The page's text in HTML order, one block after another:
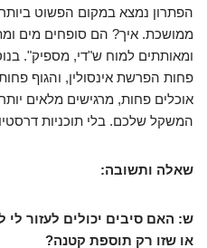
הפתרון נמצא במקום הפשוט
ממושכת. איך? הם סופחים מים
ומאותתים למוח ש"די, מספיק".
פחות הפרשת אינסולין, והגוף
אוכלים פחות, מרגישים מלאים
המשקל שלכם. בלי תוכניות
שאלה ותשובה:
ש: האם סיבים יכולים לעזור
או שזו רק תוספת קטנה?